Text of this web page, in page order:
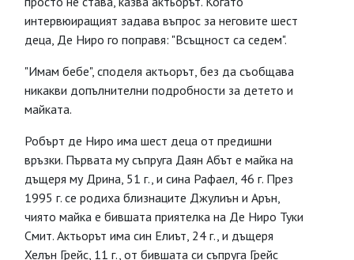
интервюиращият задава въпрос за неговите шест
деца, Де Ниро го поправя: "Всъщност са седем".
"Имам бебе", споделя актьорът, без да съобщава
никакви допълнителни подробности за детето и
майката.
Робърт де Ниро има шест деца от предишни
връзки. Първата му съпруга Даян Абът е майка на
дъщеря му Дрина, 51 г., и сина Рафаел, 46 г. През
1995 г. се родиха близнаците Джулиън и Арън,
чиято майка е бившата приятелка на Де Ниро Туки
Смит. Актьорът има син Елиът, 24 г., и дъщеря
Хелън Грейс, 11 г., от бившата си съпруга Грейс